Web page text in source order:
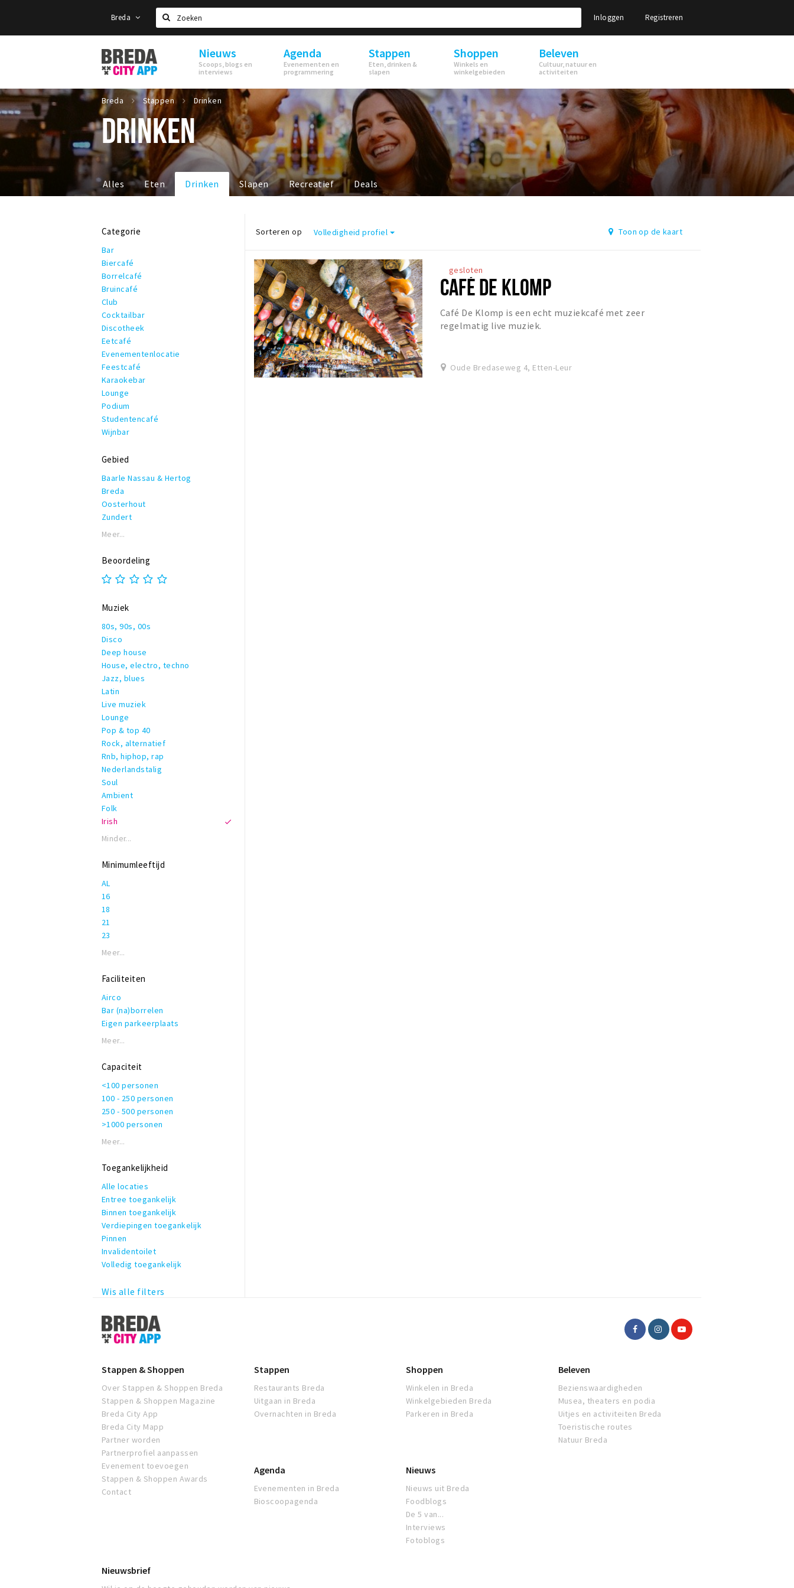
Breda
Zoeken
Inloggen Registreren
Stappen
&
Shoppen
Breda
Nieuws
Scoops, blogs en
interviews
Agenda
Evenementen en
programmering
Stappen
Eten, drinken &
slapen
Shoppen
Winkels en
winkelgebieden
Beleven
Cultuur, natuur en
activiteiten
Breda Stappen Drinken
DRINKEN
Alles Eten Drinken Slapen Recreatief Deals
Categorie
Bar
Biercafé
Borrelcafé
Bruincafé
Club
Cocktailbar
Discotheek
Eetcafé
Evenementenlocatie
Feestcafé
Karaokebar
Lounge
Podium
Studentencafé
Wijnbar
Gebied
Baarle Nassau & Hertog
Breda
Oosterhout
Zundert
Meer...
Beoordeling
Muziek
80s, 90s, 00s
Disco
Deep house
House, electro, techno
Jazz, blues
Latin
Live muziek
Lounge
Pop & top 40
Rock, alternatief
Rnb, hiphop, rap
Nederlandstalig
Soul
Ambient
Folk
Irish
Minder...
Minimumleeftijd
AL
16
18
21
23
Meer...
Faciliteiten
Airco
Bar (na)borrelen
Eigen parkeerplaats
Garderobe
Rolstoeltoegankelijk
Invalidentoilet
Kindvriendelijk
Private dining
Rookruimte
Reserveren mogelijk
Terras of binnentuin
WiFi
Meer...
Capaciteit
<100 personen
100 - 250 personen
250 - 500 personen
>1000 personen
Meer...
Toegankelijkheid
Alle locaties
Entree toegankelijk
Binnen toegankelijk
Verdiepingen toegankelijk
Pinnen
Invalidentoilet
Volledig toegankelijk
Wis alle filters
Sorteren op Volledigheid profiel Toon op de kaart
gesloten
CAFÉ DE KLOMP
Café De Klomp is een echt muziekcafé met zeer
regelmatig live muziek.
Oude Bredaseweg 4, Etten-Leur
Stappen
&
Shoppen
Stappen & Shoppen
Over Stappen & Shoppen Breda
Stappen & Shoppen Magazine
Breda City App
Breda City Mapp
Partner worden
Partnerprofiel aanpassen
Evenement toevoegen
Stappen & Shoppen Awards
Contact
Stappen
Restaurants Breda
Uitgaan in Breda
Overnachten in Breda
Shoppen
Winkelen in Breda
Winkelgebieden Breda
Parkeren in Breda
Beleven
Bezienswaardigheden
Musea, theaters en podia
Uitjes en activiteiten Breda
Toeristische routes
Natuur Breda
Agenda
Evenementen in Breda
Bioscoopagenda
Nieuws
Nieuws uit Breda
Foodblogs
De 5 van...
Interviews
Fotoblogs
Nieuwsbrief